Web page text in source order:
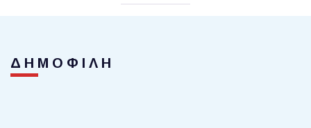
ΔΗΜΟΦΙΛΗ